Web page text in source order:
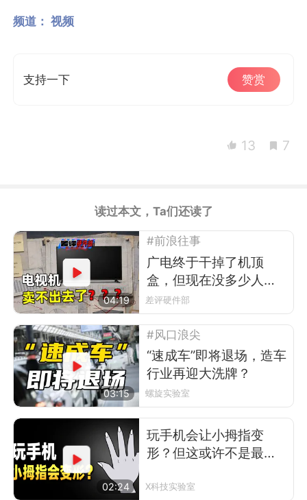
频道： 视频
支持一下 赞赏
13 7
读过本文，Ta们还读了
04:19
#前浪往事
广电终于干掉了机顶
盒，但现在没多少人看
电视了
差评硬件部
03:15
#风口浪尖
“速成车”即将退场，造车
行业再迎大洗牌？
螺旋实验室
02:24
玩手机会让小拇指变
形？但这或许不是最可
X科技实验室